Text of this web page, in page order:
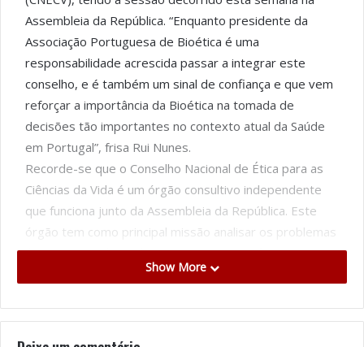
Assembleia da República. “Enquanto presidente da
Associação Portuguesa de Bioética é uma
responsabilidade acrescida passar a integrar este
conselho, e é também um sinal de confiança e que vem
reforçar a importância da Bioética na tomada de
decisões tão importantes no contexto atual da Saúde
em Portugal”, frisa Rui Nunes.
Recorde-se que o Conselho Nacional de Ética para as
Ciências da Vida é um órgão consultivo independente
que funciona junto da Assembleia da República. Este
órgão tem como principal missão analisar os problemas
éticos suscitados pelos progressos científicos nos
domínios da biologia, da saúde, e das ciências da vida,
“No último ano a Ciência e a Saúde foram postas à
Show More